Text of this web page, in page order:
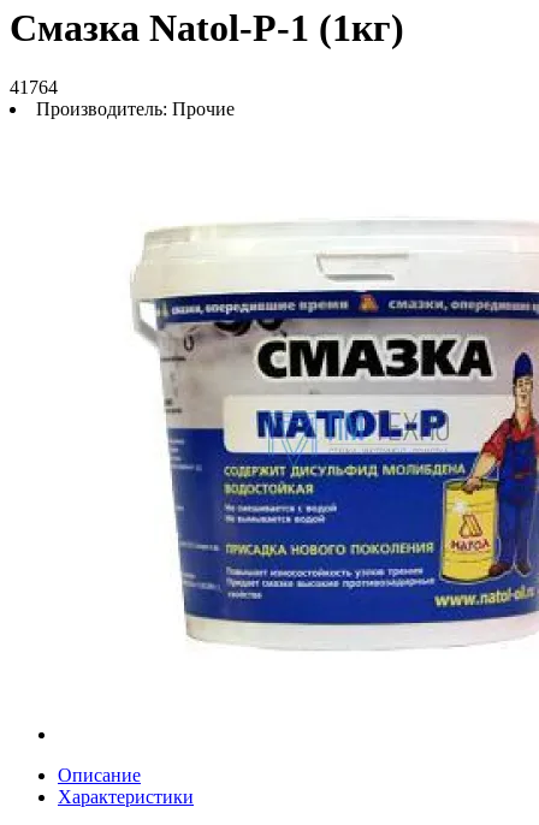
Смазка Natol-P-1 (1кг)
41764
Производитель: Прочие
Описание
Характеристики